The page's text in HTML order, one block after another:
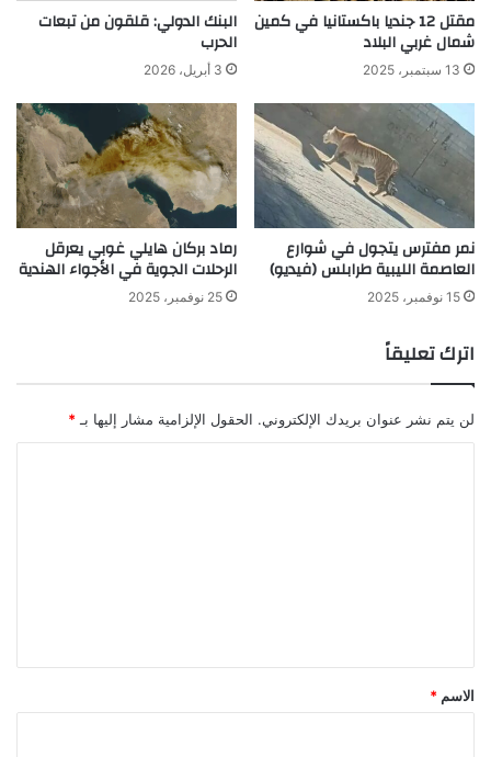
مقتل 12 جنديا باكستانيا في كمين
شمال غربي البلاد
13 سبتمبر، 2025
البنك الدولي: قلقون من تبعات
الحرب
3 أبريل، 2026
نمر مفترس يتجول في شوارع
العاصمة الليبية طرابلس (فيديو)
15 نوفمبر، 2025
رماد بركان هايلي غوبي يعرقل
الرحلات الجوية في الأجواء الهندية
25 نوفمبر، 2025
اترك تعليقاً
لن يتم نشر عنوان بريدك الإلكتروني. الحقول الإلزامية مشار إليها بـ *
*
الاسم *